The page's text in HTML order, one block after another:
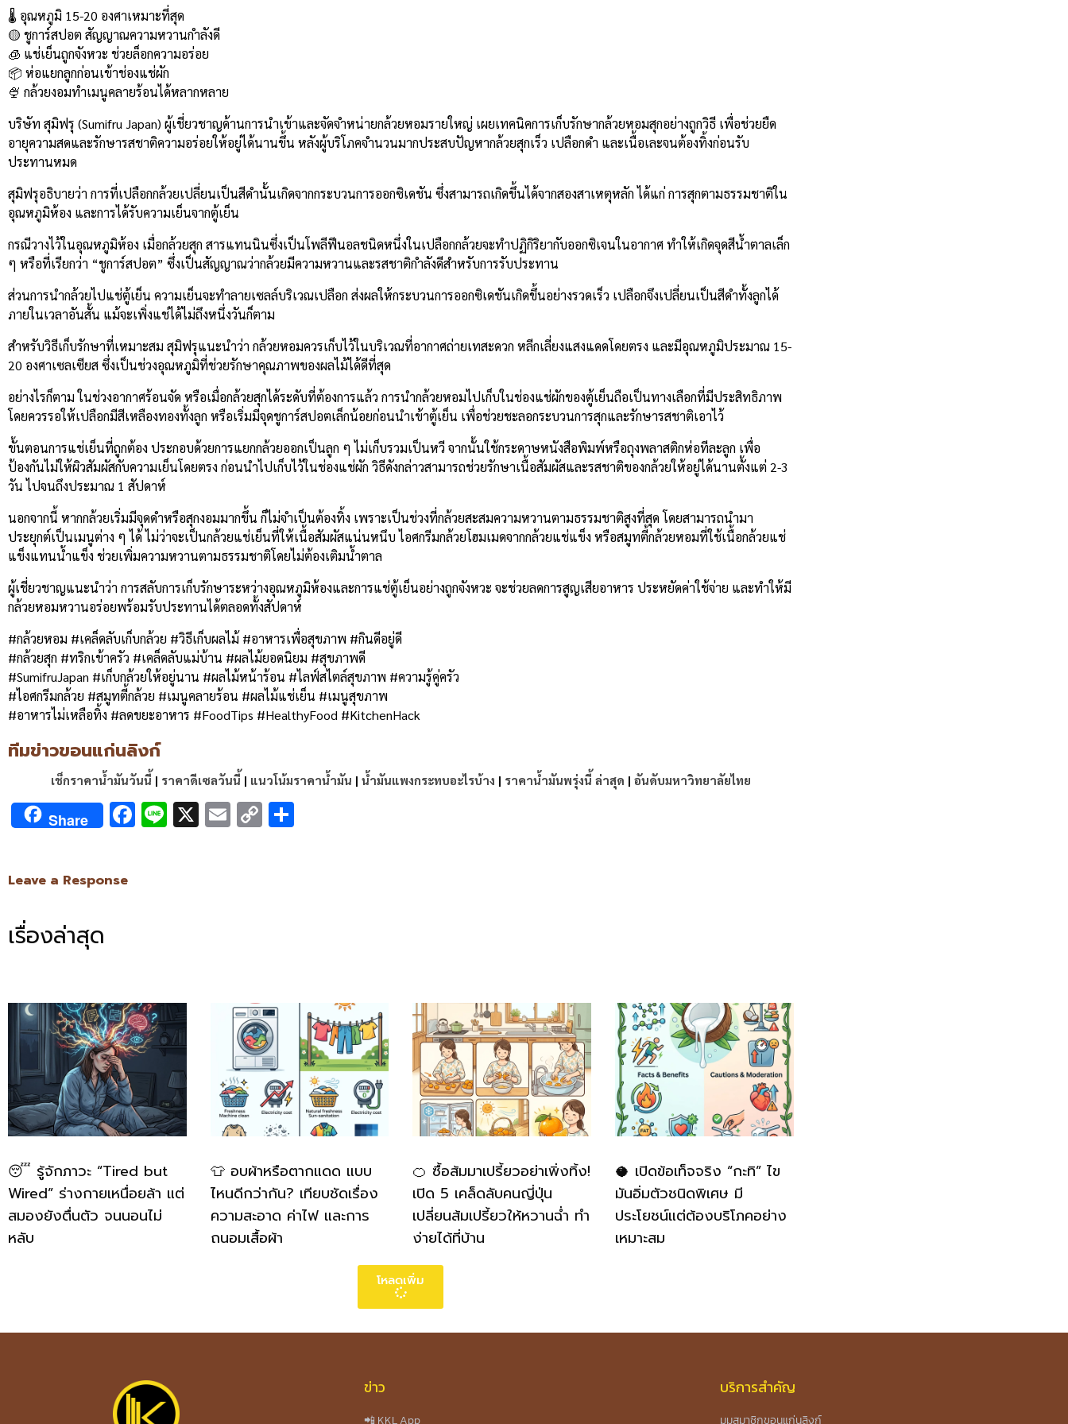
🌡️ อุณหภูมิ 15-20 องศาเหมาะที่สุด
🟡 ชูการ์สปอต สัญญาณความหวานกำลังดี
🧊 แช่เย็นถูกจังหวะ ช่วยล็อกความอร่อย
📦 ห่อแยกลูกก่อนเข้าช่องแช่ผัก
🍨 กล้วยงอมทำเมนูคลายร้อนได้หลากหลาย
บริษัท สุมิฟรุ (Sumifru Japan) ผู้เชี่ยวชาญด้านการนำเข้าและจัดจำหน่ายกล้วยหอมรายใหญ่ เผยเทคนิคการเก็บรักษากล้วยหอมสุกอย่างถูกวิธี เพื่อช่วยยืด
อายุความสดและรักษารสชาติความอร่อยให้อยู่ได้นานขึ้น หลังผู้บริโภคจำนวนมากประสบปัญหากล้วยสุกเร็ว เปลือกดำ และเนื้อเละจนต้องทิ้งก่อนรับ
ประทานหมด
สุมิฟรุอธิบายว่า การที่เปลือกกล้วยเปลี่ยนเป็นสีดำนั้นเกิดจากกระบวนการออกซิเดชัน ซึ่งสามารถเกิดขึ้นได้จากสองสาเหตุหลัก ได้แก่ การสุกตามธรรมชาติใน
อุณหภูมิห้อง และการได้รับความเย็นจากตู้เย็น
กรณีวางไว้ในอุณหภูมิห้อง เมื่อกล้วยสุก สารแทนนินซึ่งเป็นโพลีฟีนอลชนิดหนึ่งในเปลือกกล้วยจะทำปฏิกิริยากับออกซิเจนในอากาศ ทำให้เกิดจุดสีน้ำตาลเล็ก
ๆ หรือที่เรียกว่า “ชูการ์สปอต” ซึ่งเป็นสัญญาณว่ากล้วยมีความหวานและรสชาติกำลังดีสำหรับการรับประทาน
ส่วนการนำกล้วยไปแช่ตู้เย็น ความเย็นจะทำลายเซลล์บริเวณเปลือก ส่งผลให้กระบวนการออกซิเดชันเกิดขึ้นอย่างรวดเร็ว เปลือกจึงเปลี่ยนเป็นสีดำทั้งลูกได้
ภายในเวลาอันสั้น แม้จะเพิ่งแช่ได้ไม่ถึงหนึ่งวันก็ตาม
สำหรับวิธีเก็บรักษาที่เหมาะสม สุมิฟรุแนะนำว่า กล้วยหอมควรเก็บไว้ในบริเวณที่อากาศถ่ายเทสะดวก หลีกเลี่ยงแสงแดดโดยตรง และมีอุณหภูมิประมาณ 15-
20 องศาเซลเซียส ซึ่งเป็นช่วงอุณหภูมิที่ช่วยรักษาคุณภาพของผลไม้ได้ดีที่สุด
อย่างไรก็ตาม ในช่วงอากาศร้อนจัด หรือเมื่อกล้วยสุกได้ระดับที่ต้องการแล้ว การนำกล้วยหอมไปเก็บในช่องแช่ผักของตู้เย็นถือเป็นทางเลือกที่มีประสิทธิภาพ
โดยควรรอให้เปลือกมีสีเหลืองทองทั้งลูก หรือเริ่มมีจุดชูการ์สปอตเล็กน้อยก่อนนำเข้าตู้เย็น เพื่อช่วยชะลอกระบวนการสุกและรักษารสชาติเอาไว้
ขั้นตอนการแช่เย็นที่ถูกต้อง ประกอบด้วยการแยกกล้วยออกเป็นลูก ๆ ไม่เก็บรวมเป็นหวี จากนั้นใช้กระดาษหนังสือพิมพ์หรือถุงพลาสติกห่อทีละลูก เพื่อ
ป้องกันไม่ให้ผิวสัมผัสกับความเย็นโดยตรง ก่อนนำไปเก็บไว้ในช่องแช่ผัก วิธีดังกล่าวสามารถช่วยรักษาเนื้อสัมผัสและรสชาติของกล้วยให้อยู่ได้นานตั้งแต่ 2-3
วัน ไปจนถึงประมาณ 1 สัปดาห์
นอกจากนี้ หากกล้วยเริ่มมีจุดดำหรือสุกงอมมากขึ้น ก็ไม่จำเป็นต้องทิ้ง เพราะเป็นช่วงที่กล้วยสะสมความหวานตามธรรมชาติสูงที่สุด โดยสามารถนำมา
ประยุกต์เป็นเมนูต่าง ๆ ได้ ไม่ว่าจะเป็นกล้วยแช่เย็นที่ให้เนื้อสัมผัสแน่นหนึบ ไอศกรีมกล้วยโฮมเมดจากกล้วยแช่แข็ง หรือสมูทตี้กล้วยหอมที่ใช้เนื้อกล้วยแช่
แข็งแทนน้ำแข็ง ช่วยเพิ่มความหวานตามธรรมชาติโดยไม่ต้องเติมน้ำตาล
ผู้เชี่ยวชาญแนะนำว่า การสลับการเก็บรักษาระหว่างอุณหภูมิห้องและการแช่ตู้เย็นอย่างถูกจังหวะ จะช่วยลดการสูญเสียอาหาร ประหยัดค่าใช้จ่าย และทำให้มี
กล้วยหอมหวานอร่อยพร้อมรับประทานได้ตลอดทั้งสัปดาห์
#กล้วยหอม #เคล็ดลับเก็บกล้วย #วิธีเก็บผลไม้ #อาหารเพื่อสุขภาพ #กินดีอยู่ดี
#กล้วยสุก #ทริกเข้าครัว #เคล็ดลับแม่บ้าน #ผลไม้ยอดนิยม #สุขภาพดี
#SumifruJapan #เก็บกล้วยให้อยู่นาน #ผลไม้หน้าร้อน #ไลฟ์สไตล์สุขภาพ #ความรู้คู่ครัว
#ไอศกรีมกล้วย #สมูทตี้กล้วย #เมนูคลายร้อน #ผลไม้แช่เย็น #เมนูสุขภาพ
#อาหารไม่เหลือทิ้ง #ลดขยะอาหาร #FoodTips #HealthyFood #KitchenHack
ทีมข่าวขอนแก่นลิงก์
เช็กราคาน้ำมันวันนี้ | ราคาดีเซลวันนี้ | แนวโน้มราคาน้ำมัน | น้ำมันแพงกระทบอะไรบ้าง | ราคาน้ำมันพรุ่งนี้ ล่าสุด | อันดับมหาวิทยาลัยไทย
Share Facebook
Line
X Email
Copy
Leave a Response
เรื่องล่าสุด
😴 รู้จักภาวะ “Tired but
Wired” ร่างกายเหนื่อยล้า แต่
สมองยังตื่นตัว จนนอนไม่
หลับ
👕 อบผ้าหรือตากแดด แบบ
ไหนดีกว่ากัน? เทียบชัดเรื่อง
ความสะอาด ค่าไฟ และการ
ถนอมเสื้อผ้า
🍊 ซื้อส้มมาเปรี้ยวอย่าเพิ่งทิ้ง!
เปิด 5 เคล็ดลับคนญี่ปุ่น
เปลี่ยนส้มเปรี้ยวให้หวานฉ่ำ ทำ
ง่ายได้ที่บ้าน
🥥 เปิดข้อเท็จจริง “กะทิ” ไข
มันอิ่มตัวชนิดพิเศษ มี
ประโยชน์แต่ต้องบริโภคอย่าง
เหมาะสม
โหลดเพิ่ม
ข่าว
📲 KKL App
บริการสำคัญ
มุมสมาชิกขอนแก่นลิงก์